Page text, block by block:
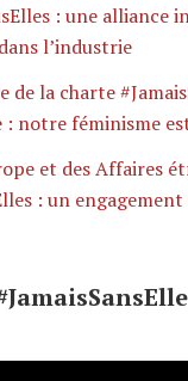
: une alliance
l’industrie
de la charte
notre féminisme
et des Affaires
: un